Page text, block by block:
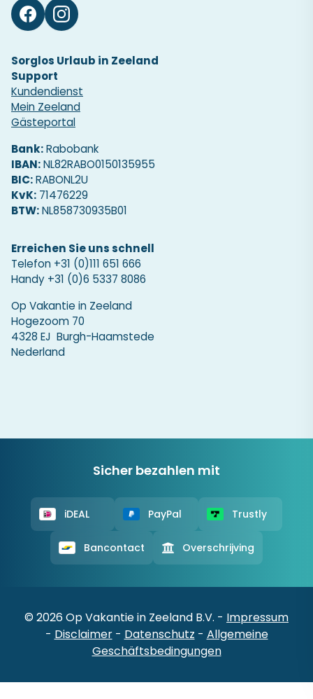
Sorglos Urlaub in Zeeland
Support
Kundendienst
Mein Zeeland
Gästeportal
Bank:Rabobank
IBAN:NL82RABO0150135955
BIC:RABONL2U
KvK: 71476229
BTW:NL858730935B01
Erreichen Sie uns schnell
Telefon +31 (0)111 651 666
Handy +31 (0)6 5337 8086
Op Vakantie in Zeeland
Hogezoom 70
4328 EJ Burgh-Haamstede
Nederland
Sicher bezahlen mit
iDEAL PayPal Trustly
Bancontact Overschrijving
© 2026 Op Vakantie in Zeeland B.V. - Impressum
- Disclaimer- Datenschutz - Allgemeine
Geschäftsbedingungen